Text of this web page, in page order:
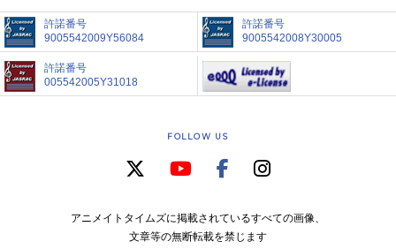
許諾番号
9005542009Y56084
許諾番号
9005542008Y30005
許諾番号
005542005Y31018
FOLLOW US
アニメイトタイムズに掲載されているすべての画像、
文章等の無断転載を禁じます